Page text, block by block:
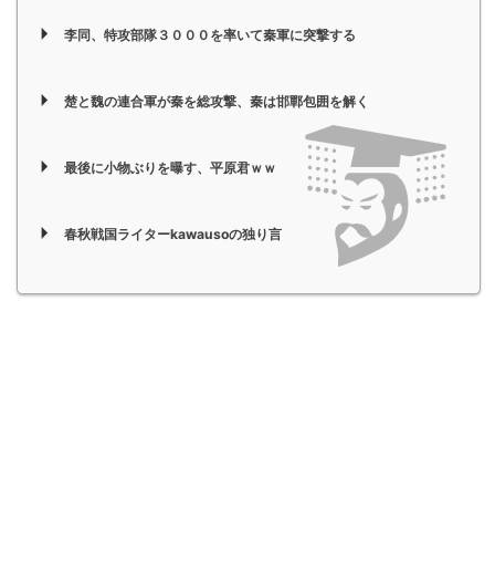
李同、特攻部隊３０００を率いて秦軍に突撃する
楚と魏の連合軍が秦を総攻撃、秦は邯鄲包囲を解く
最後に小物ぶりを曝す、平原君ｗｗ
春秋戦国ライターkawausoの独り言